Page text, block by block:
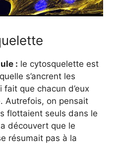
: le cytosquelette est
s’ancrent les
fait que chacun d’eux
Autrefois, on pensait
flottaient seuls dans le
découvert que le
résumait pas à la